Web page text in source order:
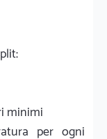
minimi
per ogni